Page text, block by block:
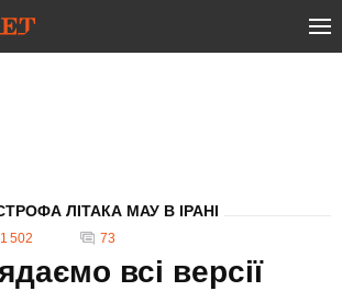
ЛІТАКА МАУ В ІРАНІ
1 502 73
всі версії